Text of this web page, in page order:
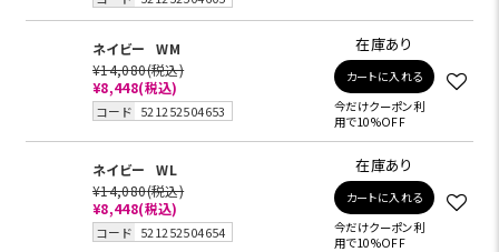
ネイビー
WM
¥14,080(税込)
¥8,448(税込)
コード 521252504653
在庫あり
カートに入れる
今だけクーポン利
用で10%OFF
ネイビー
WL
¥14,080(税込)
¥8,448(税込)
コード 521252504654
在庫あり
カートに入れる
今だけクーポン利
用で10%OFF